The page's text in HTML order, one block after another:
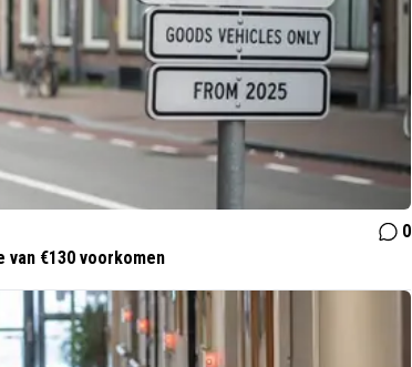
0
€130 voorkomen